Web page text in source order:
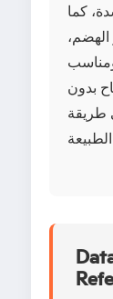
كما
بدون
طريقة